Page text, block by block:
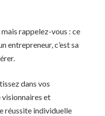
rappelez-vous : ce
entrepreneur, c’est sa
dans vos
et
réussite individuelle